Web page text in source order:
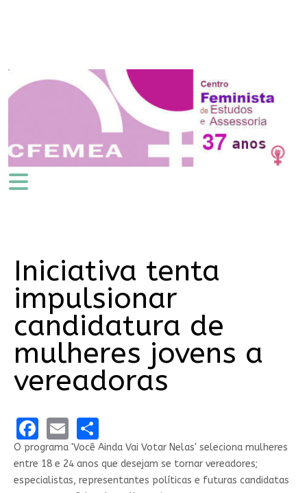
Iniciativa tenta
impulsionar
candidatura de
mulheres jovens a
vereadoras
Facebook
EmailShare
O programa 'Você Ainda Vai Votar Nelas' seleciona mulheres
entre 18 e 24 anos que desejam se tornar vereadores;
especialistas, representantes políticas e futuras candidatas